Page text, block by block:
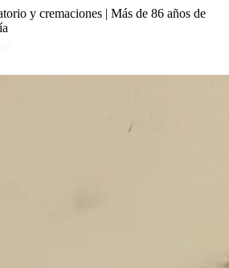
y cremaciones | Más de 86 años de